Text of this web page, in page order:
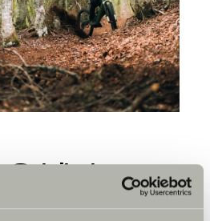
Soleil: el
de los